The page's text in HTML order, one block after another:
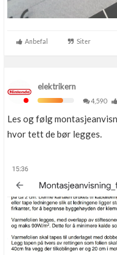
Anbefal Siter
elektrikern
4,590
Les og følg
hvor tett de bør legges.